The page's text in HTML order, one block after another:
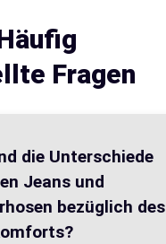
Fragen
die Unterschiede
Jeans und
bezüglich des